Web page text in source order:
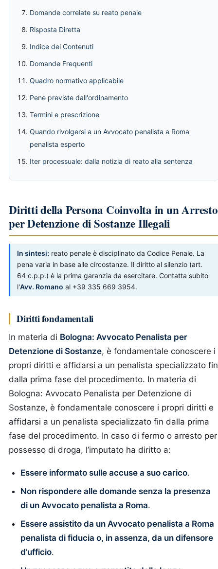
Domande correlate su reato penale
Risposta Diretta
Indice dei Contenuti
Domande Frequenti
Quadro normativo applicabile
Pene previste dall'ordinamento
Termini e prescrizione
Quando rivolgersi a un Avvocato penalista a Roma
penalista esperto
Iter processuale: dalla notizia di reato alla sentenza
Diritti della Persona Coinvolta in un Arresto
per Detenzione di Sostanze Illegali
In sintesi: reato penale è disciplinato da Codice Penale. La
pena varia in base alle circostanze. Il diritto al silenzio (art.
64 c.p.p.) è la prima garanzia da esercitare. Contatta subito
l'Avv. Romano al +39 335 669 3954.
Diritti fondamentali
In materia di Bologna: Avvocato Penalista per
Detenzione di Sostanze, è fondamentale conoscere i
propri diritti e affidarsi a un penalista specializzato fin
dalla prima fase del procedimento. In materia di
Bologna: Avvocato Penalista per Detenzione di
Sostanze, è fondamentale conoscere i propri diritti e
affidarsi a un penalista specializzato fin dalla prima
fase del procedimento. In caso di fermo o arresto per
possesso di droga, l’imputato ha diritto a:
Essere informato sulle accuse a suo carico.
Non rispondere alle domande senza la presenza
di un Avvocato penalista a Roma.
Essere assistito da un Avvocato penalista a Roma
penalista di fiducia o, in assenza, da un difensore
d’ufficio.